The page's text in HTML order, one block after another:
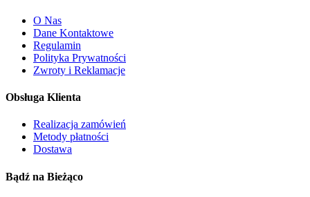
O Nas
Dane Kontaktowe
Regulamin
Polityka Prywatności
Zwroty i Reklamacje
Obsługa Klienta
Realizacja zamówień
Metody płatności
Dostawa
Bądź na Bieżąco